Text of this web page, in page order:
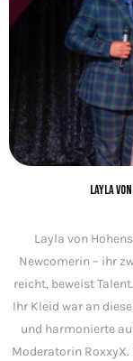
Layla
Layla von
Newcomerin – ihr
reicht, beweist
Ihr Kleid war an
und harmonierte
Moderatorin